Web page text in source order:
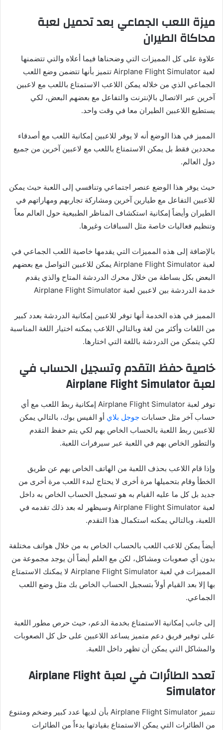
ميزة اللعب الجماعي بعد تحميل لعبة
محاكاة الطيران
علاوة على كل المميزات التي وضحناها فيما أعلاه والتي تتضمنها
لعبة Airplane Flight Simulator تتميز بأنها تتضمن وضع اللعب
الجماعي الذي من خلاله يمكن اللاعب الاستمتاع باللعب مع لاعبين
آخرين عبر الاتصال بالإنترنت والتفاعل مع بعضهم البعض، لكي
يستطيع اللاعبين الطيران معا في وقت واحد.
المميز في هذا الوضع أنه لا يوفر للاعبين إمكانية اللعب مع أصدقاء
محددين فقط بل يمكن الاستمتاع باللعب مع لاعبين آخرين من جميع
دول العالم.
حيث يوفر هذا الوضع عنصر اجتماعي وتنافسي إلى اللعبة حيث يمكن
للاعبين التفاعل مع طيارين آخرين ومشاركة تجاربهم ومهاراتهم في
الطيران وأيضاً إمكانية استكشاف المناظر الطبيعية حول العالم معاً
وتنظيم فعاليات خاصة مثل السباقات وغيرها.
بالإضافة إلى هذه المميزات التي يقدمها خاصية اللعب الجماعي في
لعبة Airplane Flight Simulator يمكن للاعبين التواصل مع بعضهم
البعض بكل بساطة من خلال محرك الدردشة المتاح والذي يقدم
خدمة الدردشة بين لاعبين لعبة Airplane Flight Simulator
المميز في هذه الخدمة أنها توفر للاعبين إمكانية الدردشة بعدد كبير
من اللغات وأكثر من لغة وبالتالي اللاعب يمكنه اختيار اللغة المناسبة
لكي يتمكن من الدردشة باللغة التي اختارها.
خاصية حفظ التقدم وتسجيل الحساب في
لعبةAirplane Flight Simulator
توفر لعبة Airplane Flight Simulator إمكانية ربط اللعب مع أي
حساب آخر مثل حسابات جوجل بلاي أو الفيس بوك، بالتالي يمكن
للاعبين ربط اللعبة بالحساب الخاص بهم لكي يتم حفظ التقدم
والتطور الخاص بهم في اللعبة عبر سيرفرات اللعبة.
وإذا قام اللاعب بحذف اللعبة من الهاتف الخاص بهم عن طريق
الخطأ وقام بتحميلها مرة أخرى لا يحتاج لبدء اللعب مرة أخرى من
جديد بل كل ما عليه القيام به هو تسجيل الحساب الخاص به داخل
لعبة Airplane Flight Simulator وسيظهر له بعد ذلك تقدمه في
اللعبة، وبالتالي يمكنه استكمال هذا التقدم.
أيضاً يمكن للاعب اللعب بالحساب الخاص به من خلال هواتف مختلفة
بدون أي صعوبات ومشاكل، لكن مع العلم أيضاً أن يوجد مجموعة من
المميزات في لعبة Airplane Flight Simulator لا يمكنك الاستمتاع
بها إلا بعد القيام أولاً بتسجيل الحساب الخاص بك مثل وضع اللعب
الجماعي.
إلى جانب إمكانية الاستمتاع بخدمة الدعم، حيث حرص مطور اللعبة
على توفير فريق دعم متميز يساعد اللاعبين على حل كل الصعوبات
والمشاكل التي يمكن أن تظهر داخل اللعبة.
تعدد الطائرات في لعبةAirplane Flight
Simulator
تتميز Airplane Flight Simulator بأن لديها عدد كبير وضخم ومتنوع
من الطائرات التي يمكن الاستمتاع بقيادتها بدءاً من الطائرات